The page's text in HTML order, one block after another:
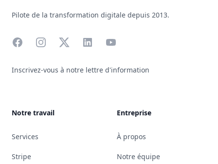
Pilote de la transformation digitale depuis 2013.
FacebookInstagram
X LinkedInYouTube
Inscrivez-vous à notre lettre d'information
Notre travail
Services
Stripe
Entreprise
À propos
Notre équipe